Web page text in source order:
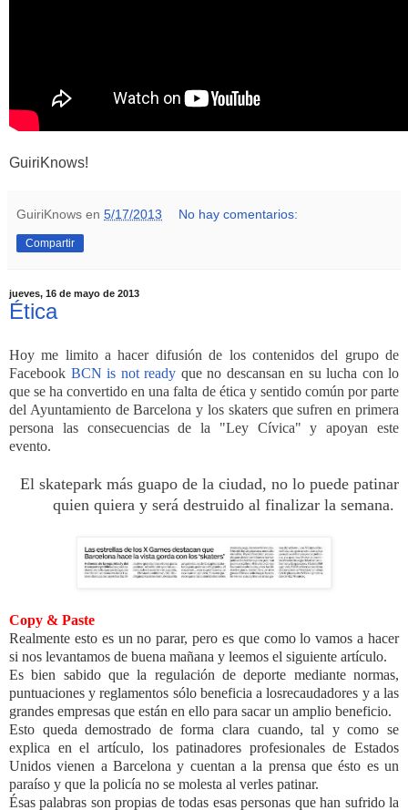
GuiriKnows!
GuiriKnows en 5/17/2013 No hay comentarios:
Compartir
jueves, 16 de mayo de 2013
Ética
Hoy me limito a hacer difusión de los contenidos del grupo de
Facebook BCN is not ready que no descansan en su lucha con lo
que se ha convertido en una falta de ética y sentido común por parte
del Ayuntamiento de Barcelona y los skaters que sufren en primera
persona las consecuencias de la "Ley Cívica" y apoyan este
evento.
El skatepark más guapo de la ciudad, no lo puede patinar
quien quiera y será destruido al finalizar la semana.
Copy & Paste
Realmente esto es un no parar, pero es que como lo vamos a hacer
si nos levantamos de buena mañana y leemos el siguiente artículo.
Es bien sabido que la regulación de deporte mediante normas,
puntuaciones y reglamentos sólo beneficia a losrecaudadores y a las
grandes empresas que están en ello para sacar un amplio beneficio.
Esto queda demostrado de forma clara cuando, tal y como se
explica en el artículo, los patinadores profesionales de Estados
Unidos vienen a Barcelona y cuentan a la prensa que ésto es un
paraíso y que la policía no se molesta al verles patinar.
Ésas palabras son propias de todas esas personas que han sufrido la